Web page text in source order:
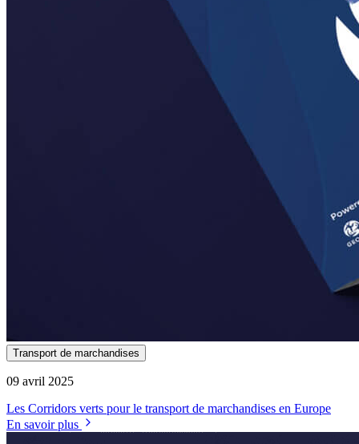
Transport de marchandises
09 avril 2025
Les Corridors verts pour le transport de marchandises en Europe
En savoir plus